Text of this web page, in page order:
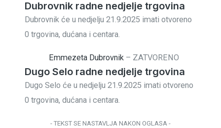
Dubrovnik radne nedjelje trgovina
Dubrovnik će u nedjelju 21.9.2025 imati otvoreno
0 trgovina, dućana i centara.
Emmezeta Dubrovnik – ZATVORENO
Dugo Selo radne nedjelje trgovina
Dugo Selo će u nedjelju 21.9.2025 imati otvoreno
0 trgovina, dućana i centara.
- TEKST SE NASTAVLJA NAKON OGLASA -